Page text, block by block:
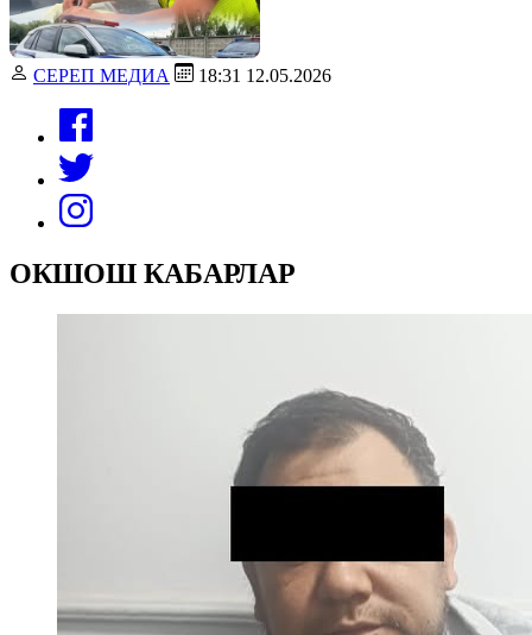
СЕРЕП МЕДИА 18:31 12.05.2026
ОКШОШ КАБАРЛАР